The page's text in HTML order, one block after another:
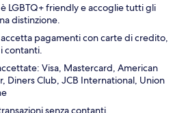
LGBTQ+ friendly e accoglie tutti gli
distinzione.
pagamenti con carte di credito,
contanti.
Visa, Mastercard, American
Diners Club, JCB International, Union
senza contanti.